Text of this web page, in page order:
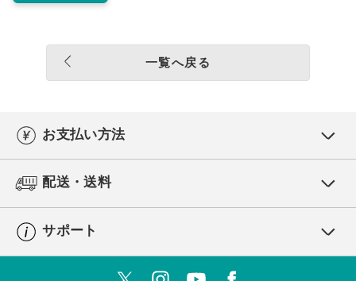
一覧へ戻る
お支払い方法
配送・送料
サポート